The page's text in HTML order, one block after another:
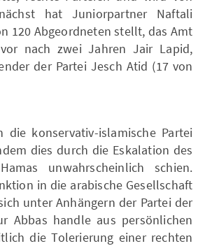
hat Juniorpartner Naftali
120 Abgeordneten stellt, das Amt
nach zwei Jahren Jair Lapid,
der Partei Jesch Atid (17 von
konservativ-islamische Partei
dies durch die Eskalation des
unwahrscheinlich schien.
in die arabische Gesellschaft
unter Anhängern der Partei der
Abbas handle aus persönlichen
die Tolerierung einer rechten